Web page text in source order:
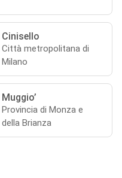
Cinisello
Città metropolitana di
Milano
Muggio’
Provincia di Monza e
della Brianza